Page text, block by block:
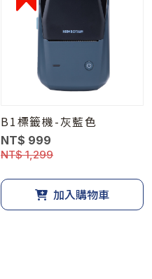
B1標籤機-灰藍色
NT$ 999
NT$ 1,299
加入購物車